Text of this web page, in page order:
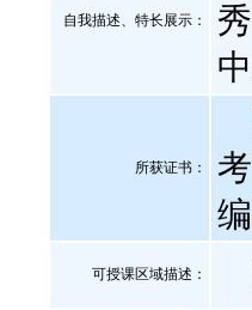
自我描述、特长展示 ：
所获证书 ：
可授课区域描述：